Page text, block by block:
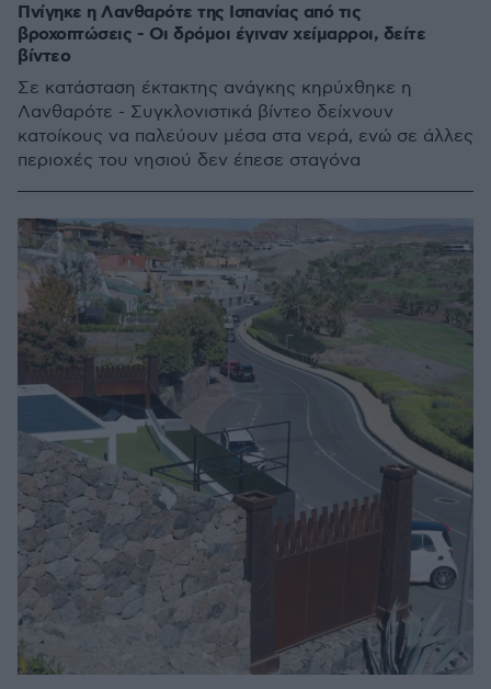
Πνίγηκε η Λανθαρότε της Ισπανίας από τις
βροχοπτώσεις - Οι δρόμοι έγιναν χείμαρροι, δείτε
βίντεο
Σε κατάσταση έκτακτης ανάγκης κηρύχθηκε η
Λανθαρότε - Συγκλονιστικά βίντεο δείχνουν
κατοίκους να παλεύουν μέσα στα νερά, ενώ σε άλλες
περιοχές του νησιού δεν έπεσε σταγόνα